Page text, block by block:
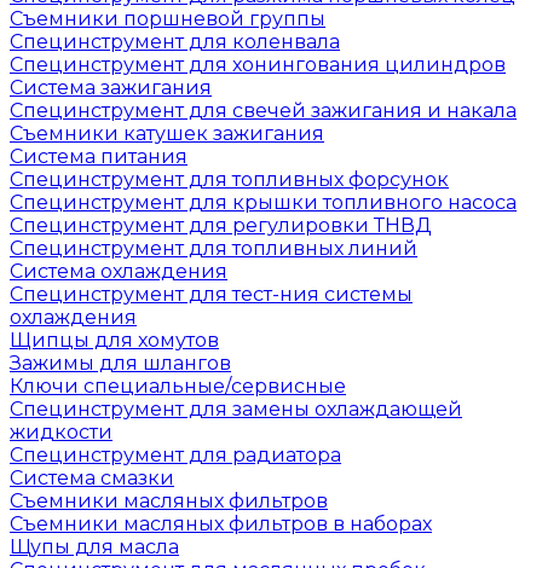
Съемники поршневой группы
Специнструмент для коленвала
Специнструмент для хонингования цилиндров
Система зажигания
Специнструмент для свечей зажигания и накала
Съемники катушек зажигания
Система питания
Специнструмент для топливных форсунок
Специнструмент для крышки топливного насоса
Специнструмент для регулировки ТНВД
Специнструмент для топливных линий
Система охлаждения
Специнструмент для тест-ния системы
охлаждения
Щипцы для хомутов
Зажимы для шлангов
Ключи специальные/сервисные
Специнструмент для замены охлаждающей
жидкости
Специнструмент для радиатора
Система смазки
Съемники масляных фильтров
Съемники масляных фильтров в наборах
Щупы для масла